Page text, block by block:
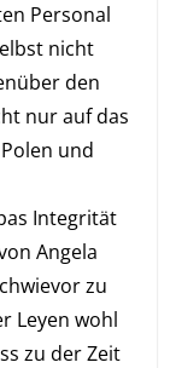
Personal
nicht
den
nur auf das
und
Integrität
Angela
zu
Leyen wohl
zu der Zeit